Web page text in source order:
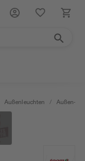
Außenleuchten / Außen-